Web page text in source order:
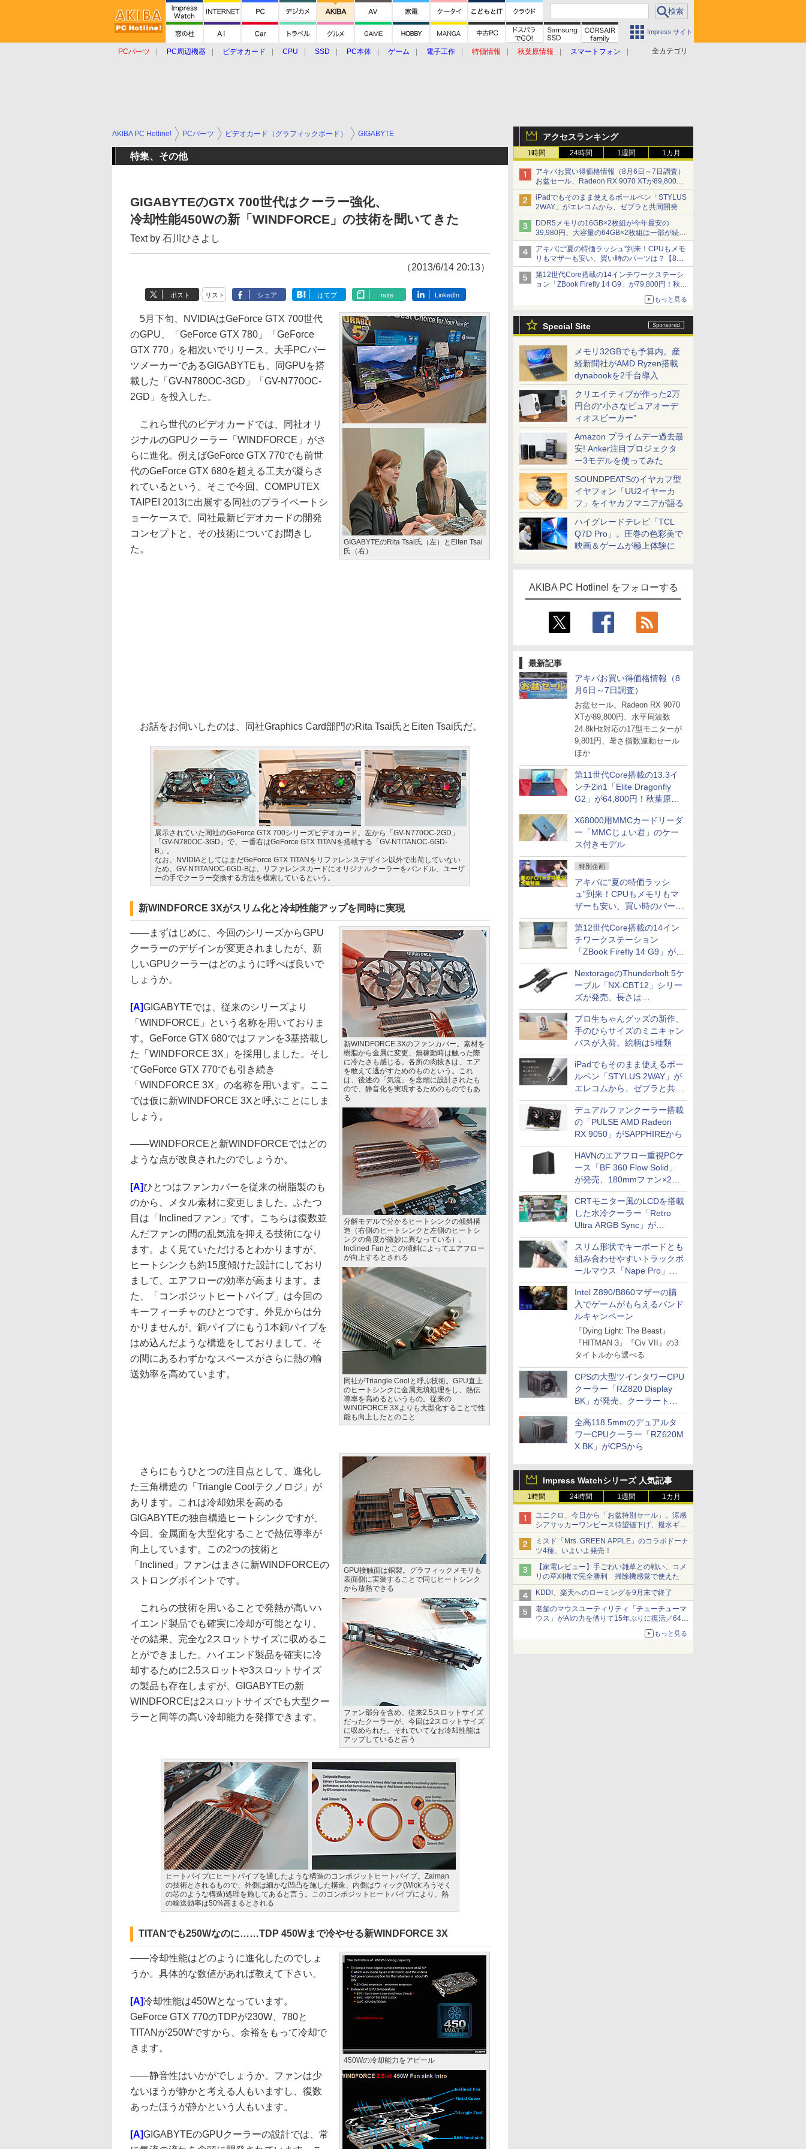
Impress サイト
全カテゴリ
PCパーツ PC周辺機器 ビデオカード CPU SSD PC本体 ゲーム 電子工作 特価情報 秋葉原情報
スマートフォン
アクセスランキング
1時間 24時間 1週間 1カ月
アキバお買い得価格情報（8月6日～7日調査）
お盆セール、Radeon RX 9070 XTが89,800
円、水平周波数24.8kHz対応の17型モニターが
9,801円、暑さ指数連動セール ほか
iPadでもそのまま使えるボールペン「STYLUS
2WAY」がエレコムから、ゼブラと共同開発
DDR5メモリの16GB×2枚組が今年最安の
39,980円、大容量の64GB×2枚組は一部が続騰
[8月前半のメモリ価格]
アキバに“夏の特価ラッシュ”到来！CPUもメモ
リもマザーも安い、買い時のパーツは？【8月7
日(金)22時配信】
第12世代Core搭載の14インチワークステーシ
ョン「ZBook Firefly 14 G9」が79,800円！秋葉
もっと見る
Special Site
メモリ32GBでも予算内。産
経新聞社がAMD Ryzen搭載
dynabookを2千台導入
クリエイティブが作った2万
円台の“小さなピュアオーデ
ィオスピーカー”
Amazon プライムデー過去最
安! Anker注目プロジェクタ
ー3モデルを使ってみた
SOUNDPEATSのイヤカフ型
イヤフォン「UU2イヤーカ
フ」をイヤカフマニアが語る
ハイグレードテレビ「TCL
Q7D Pro」。圧巻の色彩美で
映画＆ゲームが極上体験に
AKIBA PC Hotline! をフォローする
最新記事
アキバお買い得価格情報（8
月6日～7日調査）
お盆セール、Radeon RX 9070
XTが89,800円、水平周波数
24.8kHz対応の17型モニターが
9,801円、暑さ指数連動セール
ほか
第11世代Core搭載の13.3イ
ンチ2in1「Elite Dragonfly
G2」が64,800円！秋葉原で
中古PCセール
X68000用MMCカードリーダ
ー「MMCじょい君」のケー
ス付きモデル
特別企画
アキバに“夏の特価ラッシ
ュ”到来！CPUもメモリもマ
ザーも安い、買い時のパーツ
は？【8月7日(金)22時配信】
第12世代Core搭載の14イン
チワークステーション
「ZBook Firefly 14 G9」が
79,800円！秋葉原で中古PC
セール
NextorageのThunderbolt 5ケ
ーブル「NX-CBT12」シリー
ズが発売、長さは
30cm/50cm/1mの3種類
プロ生ちゃんグッズの新作、
手のひらサイズのミニキャン
バスが入荷。絵柄は5種類
iPadでもそのまま使えるボー
ルペン「STYLUS 2WAY」が
エレコムから、ゼブラと共同
開発
デュアルファンクーラー搭載
の「PULSE AMD Radeon
RX 9050」がSAPPHIREから
HAVNのエアフロー重視PCケ
ース「BF 360 Flow Solid」
が発売、180mmファン×2搭
載
CRTモニター風のLCDを搭載
した水冷クーラー「Retro
Ultra ARGB Sync」が
Thermaltakeから
スリム形状でキーボードとも
組み合わせやすいトラックボ
ールマウス「Nape Pro」が
Keychronから
Intel Z890/B860マザーの購
入でゲームがもらえるバンド
ルキャンペーン
『Dying Light: The Beast』
『HITMAN 3』『Civ VII』の3
タイトルから選べる
CPSの大型ツインタワーCPU
クーラー「RZ820 Display
BK」が発売、クーラートッ
プに5インチ液晶搭載
全高118.5mmのデュアルタ
ワーCPUクーラー「RZ620M
X BK」がCPSから
Impress Watchシリーズ 人気記事
1時間 24時間 1週間 1カ月
ユニクロ、今日から「お盆特別セール」。涼感
シアサッカーワンピース待望値下げ、撥水ギア
ショーツは1990円に
ミスド「Mrs. GREEN APPLE」のコラボドーナ
ツ4種、いよいよ発売！
【家電レビュー】手ごわい雑草との戦い、コメ
リの草刈機で完全勝利 掃除機感覚で使えた
KDDI、楽天へのローミングを9月末で終了
老舗のマウスユーティリティ「チューチューマ
ウス」がAIの力を借りて15年ぶりに復活／64bit
化、Windows 10/11、「Chrome」も走り回
る。復活記念で2026年末まで500円
もっと見る
AKIBA PC Hotline! PCパーツ ビデオカード（グラフィックボード） GIGABYTE
特集、その他
GIGABYTEのGTX 700世代はクーラー強化、
冷却性能450Wの新「WINDFORCE」の技術を聞いてきた
Text by 石川ひさよし
（2013/6/14 20:13）
ポスト リスト シェア はてブ note LinkedIn
GIGABYTEのRita Tsai氏（左）とEiten Tsai
氏（右）
5月下旬、NVIDIAはGeForce GTX 700世代
のGPU、「GeForce GTX 780」「GeForce
GTX 770」を相次いでリリース。大手PCパー
ツメーカーであるGIGABYTEも、同GPUを搭
載した「GV-N780OC-3GD」「GV-N770OC-
2GD」を投入した。
これら世代のビデオカードでは、同社オリ
ジナルのGPUクーラー「WINDFORCE」がさ
らに進化。例えばGeForce GTX 770でも前世
代のGeForce GTX 680を超える工夫が凝らさ
れているという。そこで今回、COMPUTEX
TAIPEI 2013に出展する同社のプライベートシ
ョーケースで、同社最新ビデオカードの開発
コンセプトと、その技術についてお聞きし
た。
お話をお伺いしたのは、同社Graphics Card部門のRita Tsai氏とEiten Tsai氏だ。
展示されていた同社のGeForce GTX 700シリーズビデオカード。左から「GV-N770OC-2GD」
「GV-N780OC-3GD」で、一番右はGeForce GTX TITANを搭載する「GV-NTITANOC-6GD-
B」。
なお、NVIDIAとしてはまだGeForce GTX TITANをリファレンスデザイン以外で出荷していない
ため、GV-NTITANOC-6GD-Bは、リファレンスカードにオリジナルクーラーをバンドル、ユーザ
ーの手でクーラー交換する方法を模索しているという。
新WINDFORCE 3Xがスリム化と冷却性能アップを同時に実現
新WINDFORCE 3Xのファンカバー。素材を
樹脂から金属に変更、無稼動時は触った際
に冷たさも感じる。各所の肉抜きは、エア
を敢えて逃がすためのものという。これ
は、後述の「気流」を念頭に設計されたも
ので、静音化を実現するためのものでもあ
る
分解モデルで分かるヒートシンクの傾斜構
造（右側のヒートシンクと左側のヒートシ
ンクの角度が微妙に異なっている）。
Inclined Fanとこの傾斜によってエアフロー
が向上するとされる
同社がTriangle Coolと呼ぶ技術。GPU直上
のヒートシンクに金属充填処理をし、熱伝
導率を高めるというもの。従来の
WINDFORCE 3Xよりも大型化することで性
能も向上したとのこと
――まずはじめに、今回のシリーズからGPU
クーラーのデザインが変更されましたが、新
しいGPUクーラーはどのように呼べば良いで
しょうか。
[A]GIGABYTEでは、従来のシリーズより
「WINDFORCE」という名称を用いておりま
す。GeForce GTX 680ではファンを3基搭載し
た「WINDFORCE 3X」を採用しました。そし
てGeForce GTX 770でも引き続き
「WINDFORCE 3X」の名称を用います。ここ
では仮に新WINDFORCE 3Xと呼ぶことにしま
しょう。
――WINDFORCEと新WINDFORCEではどの
ような点が改良されたのでしょうか。
[A]ひとつはファンカバーを従来の樹脂製のも
のから、メタル素材に変更しました。ふたつ
目は「Inclinedファン」です。こちらは復数並
んだファンの間の乱気流を抑える技術になり
ます。よく見ていただけるとわかりますが、
ヒートシンクも約15度傾けた設計にしており
まして、エアフローの効率が高まります。ま
た、「コンポジットヒートパイプ」は今回の
キーフィーチャのひとつです。外見からは分
かりませんが、銅パイプにもう1本銅パイプを
はめ込んだような構造をしておりまして、そ
の間にあるわずかなスペースがさらに熱の輸
送効率を高めています。
GPU接触面は銅製。グラフィックメモリも
表面側に実装することで同じヒートシンク
から放熱できる
ファン部分を含め、従来2.5スロットサイズ
だったクーラーが、今回は2スロットサイズ
に収められた。それでいてなお冷却性能は
アップしていると言う
さらにもうひとつの注目点として、進化し
た三角構造の「Triangle Coolテクノロジ」が
あります。これは冷却効果を高める
GIGABYTEの独自構造ヒートシンクですが、
今回、金属面を大型化することで熱伝導率が
向上しています。この2つの技術と
「Inclined」ファンはまさに新WINDFORCEの
ストロングポイントです。
これらの技術を用いることで発熱が高いハ
イエンド製品でも確実に冷却が可能となり、
その結果、完全な2スロットサイズに収めるこ
とができました。ハイエンド製品を確実に冷
却するために2.5スロットや3スロットサイズ
の製品も存在しますが、GIGABYTEの新
WINDFORCEは2スロットサイズでも大型クー
ラーと同等の高い冷却能力を発揮できます。
ヒートパイプにヒートパイプを通したような構造のコンポジットヒートパイプ。Zalman
の技術とされるもので、外側は細かな凹凸を施した構造、内側はウィック(Wick:ろうそく
の芯のような構造)処理を施してあると言う。このコンポジットヒートパイプにより、熱
の輸送効率は50%高まるとされる
TITANでも250Wなのに……TDP 450Wまで冷やせる新WINDFORCE 3X
450Wの冷却能力をアピール
――冷却性能はどのように進化したのでしょ
うか。具体的な数値があれば教えて下さい。
[A]冷却性能は450Wとなっています。
GeForce GTX 770のTDPが230W、780と
TITANが250Wですから、余裕をもって冷却で
きます。
――静音性はいかがでしょうか。ファンは少
ないほうが静かと考える人もいますし、復数
あったほうが静かという人もいます。
[A]GIGABYTEのGPUクーラーの設計では、常